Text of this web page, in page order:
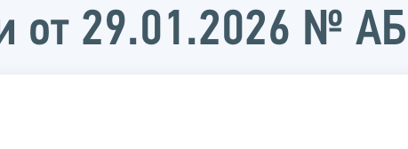
от 29.01.2026 №